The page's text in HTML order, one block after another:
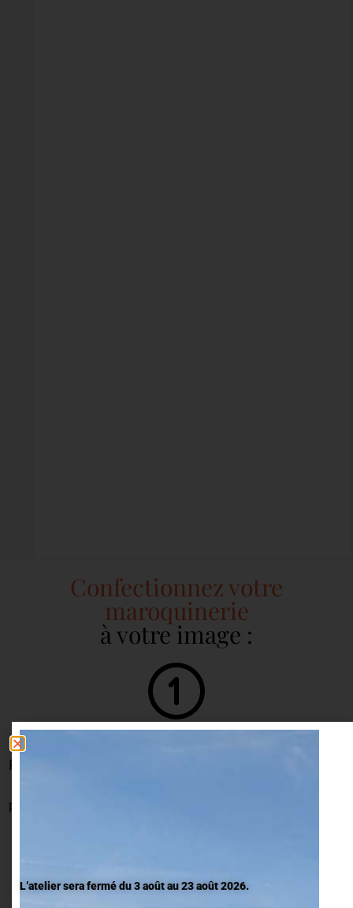
Confectionnez votre
maroquinerie
à votre image :
CHOISISSEZ VOTRE MODÈLE DE MAROQUINERIE
Parmi mes créations, choisissez un modèle à personnaliser :
portefeuilles, porte-cartes, porte-monnaie, étuis à lunettes,
L’atelier sera fermé du 3 août au 23 août 2026.